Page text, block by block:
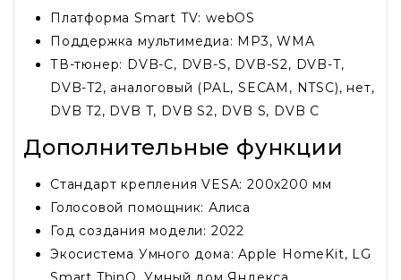
Платформа Smart TV: webOS
Поддержка мультимедиа: MP3, WMA
ТВ-тюнер: DVB-C, DVB-S, DVB-S2, DVB-T,
DVB-T2, аналоговый (PAL, SECAM, NTSC), нет,
DVB T2, DVB T, DVB S2, DVB S, DVB C
Дополнительные функции
Стандарт крепления VESA: 200x200 мм
Голосовой помощник: Алиса
Год создания модели: 2022
Экосистема Умного дома: Apple HomeKit, LG